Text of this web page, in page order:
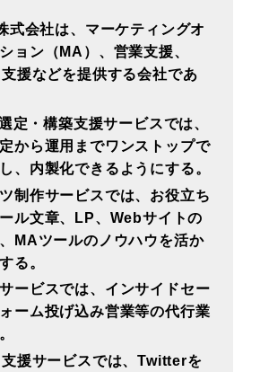
式会社は、マーケティングオ
ョン（MA）、営業支援、
援などを提供する会社であ
定・構築支援サービスでは、
から運用までワンストップで
、内製化できるようにする。
制作サービスでは、お役立ち
ル文章、LP、Webサイトの
MAツールのノウハウを活か
る。
ービスでは、インサイドセー
ーム投げ込み営業等の代行業
援サービスでは、Twitterを